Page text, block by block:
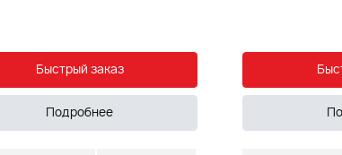
Быстрый заказ
Подробнее